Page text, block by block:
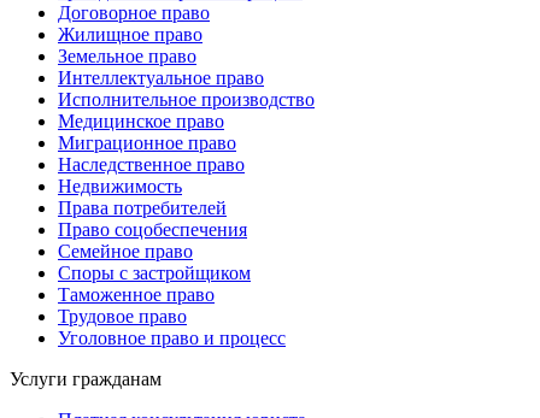
Договорное право
Жилищное право
Земельное право
Интеллектуальное право
Исполнительное производство
Медицинское право
Миграционное право
Наследственное право
Недвижимость
Права потребителей
Право соцобеспечения
Семейное право
Споры с застройщиком
Таможенное право
Трудовое право
Уголовное право и процесс
Услуги гражданам